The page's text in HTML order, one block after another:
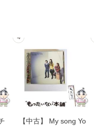
4
【中古】 My song Yo